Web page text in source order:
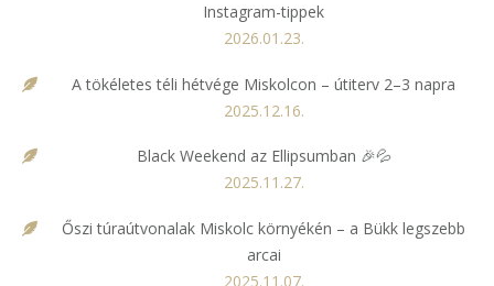
Instagram-tippek
2026.01.23.
A tökéletes téli hétvége Miskolcon – útiterv 2–3 napra
2025.12.16.
Black Weekend az Ellipsumban 🎉💦
2025.11.27.
Őszi túraútvonalak Miskolc környékén – a Bükk legszebb
arcai
2025.11.07.